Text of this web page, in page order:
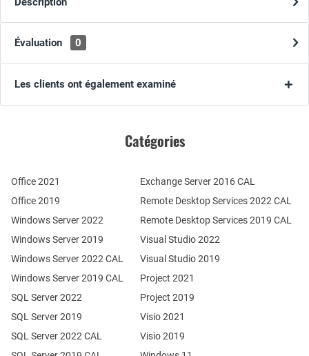
Évaluation 0
Les clients ont également examiné
Catégories
Office 2021
Office 2019
Windows Server 2022
Windows Server 2019
SQL Server 2022
SQL Server 2019
Windows Server 2022 CAL
Windows Server 2019 CAL
SQL Server 2022 CAL
Remote Desktop Services 2022 CAL
Remote Desktop Services 2019 CAL
Exchange Server 2016 CAL
Visual Studio 2022
Visual Studio 2019
Project 2021
Project 2019
Visio 2021
Visio 2019